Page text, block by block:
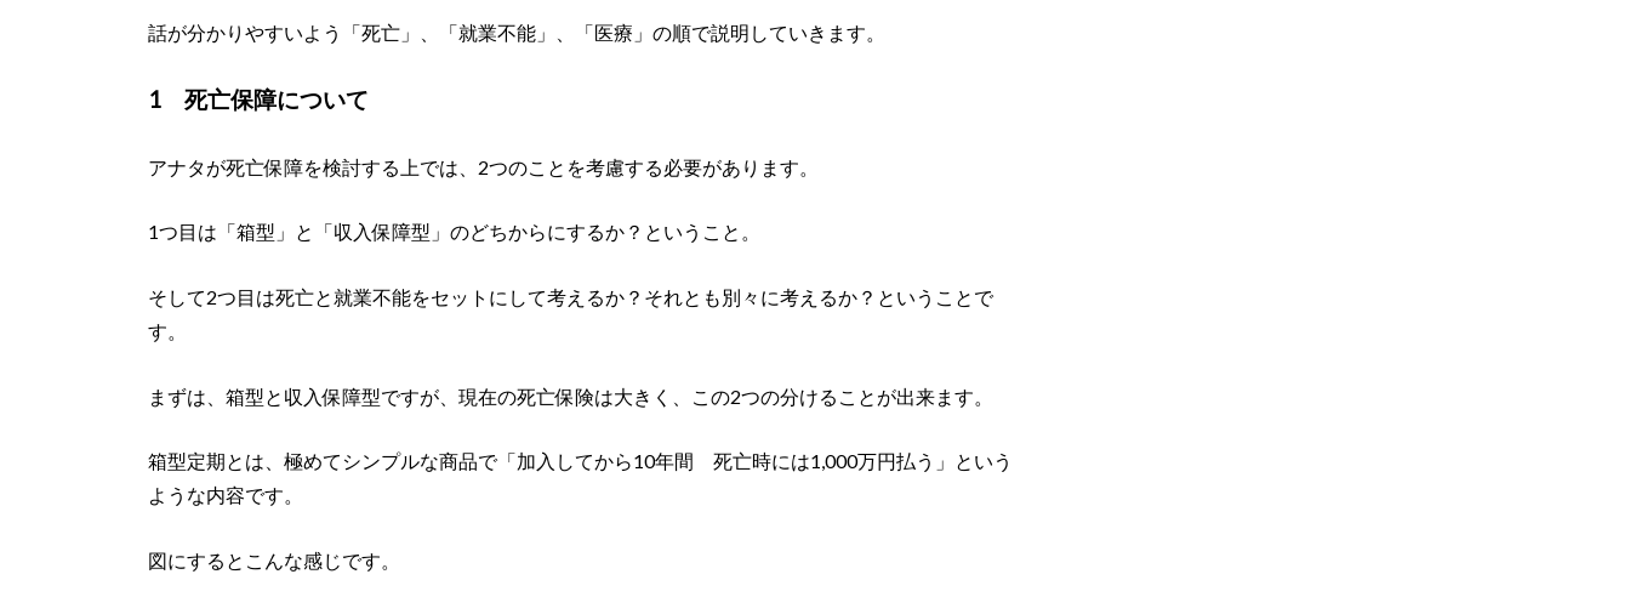
話が分かりやすいよう「死亡」、「就業不能」、「医療」の順で説明していきます。
1 死亡保障について
アナタが死亡保障を検討する上では、2つのことを考慮する必要があります。
1つ目は「箱型」と「収入保障型」のどちからにするか？ということ。
そして2つ目は死亡と就業不能をセットにして考えるか？それとも別々に考えるか？ということで
す。
まずは、箱型と収入保障型ですが、現在の死亡保険は大きく、この2つの分けることが出来ます。
箱型定期とは、極めてシンプルな商品で「加入してから10年間 死亡時には1,000万円払う」という
ような内容です。
図にするとこんな感じです。